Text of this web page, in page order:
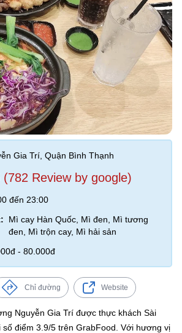
Gia Trí, Quận Bình Thạnh
(782 Review by google)
đến 23:00
Mì cay Hàn Quốc, Mì đen, Mì tương
đen, Mì trộn cay, Mì hải sản
- 80.000đ
Chỉ đường Website
Nguyễn Gia Trí được thực khách Sài
điểm 3.9/5 trên GrabFood. Với hương vị